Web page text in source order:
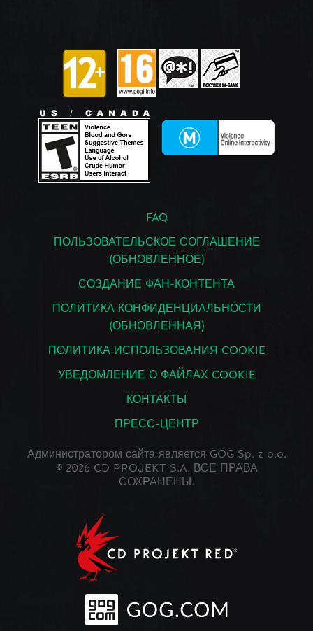
FAQ
ПОЛЬЗОВАТЕЛЬСКОЕ СОГЛАШЕНИЕ
(ОБНОВЛЕННОЕ)
СОЗДАНИЕ ФАН-КОНТЕНТА
ПОЛИТИКА КОНФИДЕНЦИАЛЬНОСТИ
(ОБНОВЛЕННАЯ)
ПОЛИТИКА ИСПОЛЬЗОВАНИЯ COOKIE
УВЕДОМЛЕНИЕ О ФАЙЛАХ COOKIE
КОНТАКТЫ
ПРЕСС-ЦЕНТР
Администратором сайта является GOG Sp. z o.o.
© 2026 CD PROJEKT S.A. ВСЕ ПРАВА
СОХРАНЕНЫ.